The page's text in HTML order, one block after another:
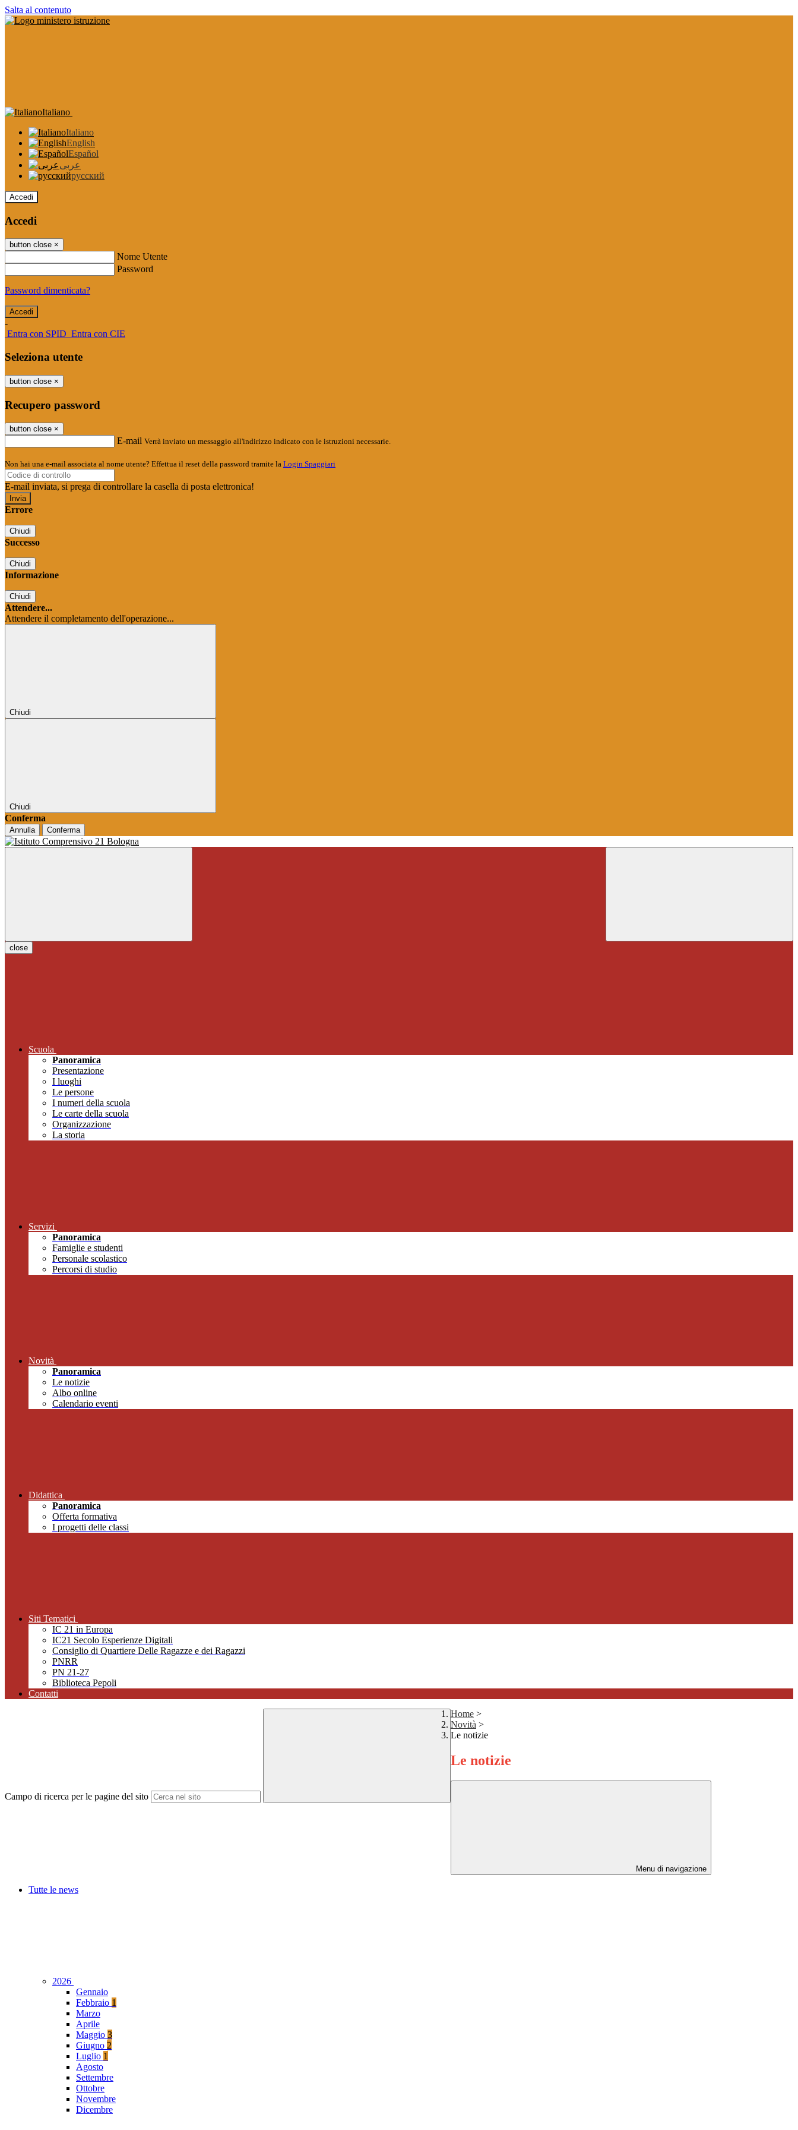
Salta al contenuto
Italiano
Italiano
English
Español
عربى
русский
Accedi
Accedi
button close ×
Nome Utente
Password
Password dimenticata?
-
Entra con SPID Entra con CIE
Seleziona utente
button close ×
Recupero password
button close ×
E-mail Verrà inviato un messaggio all'indirizzo indicato con le istruzioni necessarie.
Non hai una e-mail associata al nome utente? Effettua il reset della password tramite la Login Spaggiari
E-mail inviata, si prega di controllare la casella di posta elettronica!
Errore
Chiudi
Successo
Chiudi
Informazione
Chiudi
Attendere...
Attendere il completamento dell'operazione...
Chiudi
Chiudi
Conferma
Annulla Conferma
close
Scuola
Panoramica
Presentazione
I luoghi
Le persone
I numeri della scuola
Le carte della scuola
Organizzazione
La storia
Servizi
Panoramica
Famiglie e studenti
Personale scolastico
Percorsi di studio
Novità
Panoramica
Le notizie
Albo online
Calendario eventi
Didattica
Panoramica
Offerta formativa
I progetti delle classi
Siti Tematici
IC 21 in Europa
IC21 Secolo Esperienze Digitali
Consiglio di Quartiere Delle Ragazze e dei Ragazzi
PNRR
PN 21-27
Biblioteca Pepoli
Contatti
Campo di ricerca per le pagine del sito
Home >
Novità >
Le notizie
Le notizie
Menu di navigazione
Tutte le news
2026
Gennaio
Febbraio 1
Marzo
Aprile
Maggio 3
Giugno 2
Luglio 1
Agosto
Settembre
Ottobre
Novembre
Dicembre